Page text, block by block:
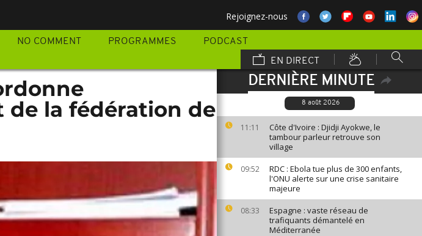
Rejoignez-nous
NO COMMENT PROGRAMMES
PODCAST
EN DIRECT
DERNIÈRE MINUTE
8 août 2026
11:11
Côte d'Ivoire : Djidji Ayokwe, le
tambour parleur retrouve son
village
09:52
RDC : Ebola tue plus de 300 enfants,
l'ONU alerte sur une crise sanitaire
majeure
08:33
Espagne : vaste réseau de
trafiquants démantelé en
Méditerranée
la fédération de